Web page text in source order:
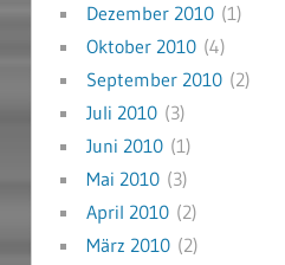
Dezember 2010(1)
Oktober 2010(4)
September 2010(2)
Juli 2010(3)
Juni 2010(1)
Mai 2010(3)
April 2010(2)
März 2010(2)